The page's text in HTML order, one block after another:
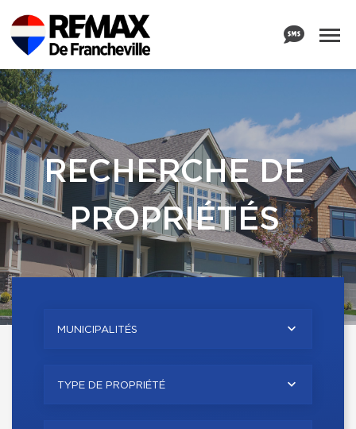
RECHERCHE DE
PROPRIÉTÉS
MUNICIPALITÉS
TYPE DE PROPRIÉTÉ